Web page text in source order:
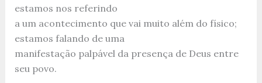
estamos nos referindo
a um acontecimento que vai muito além do físico;
estamos falando de uma
manifestação palpável da presença de Deus entre
seu povo.